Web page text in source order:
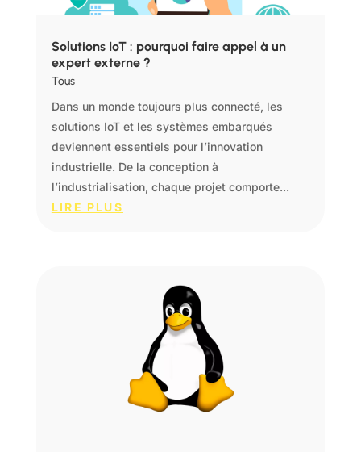
Solutions IoT : pourquoi faire appel à un
expert externe ?
Tous
Dans un monde toujours plus connecté, les
solutions IoT et les systèmes embarqués
deviennent essentiels pour l’innovation
industrielle. De la conception à
l’industrialisation, chaque projet comporte...
LIRE PLUS